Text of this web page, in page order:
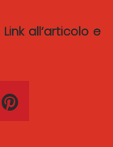
Link all’articolo e